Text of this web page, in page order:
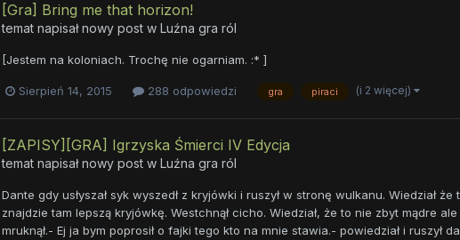
[Gra] Bring me that horizon!
temat napisał nowy post w Luźna gra ról
[Jestem na koloniach. Trochę nie ogarniam. :* ]
Sierpień 14, 2015 288 odpowiedzi gra piraci (i 2 więcej)
[ZAPISY][GRA] Igrzyska Śmierci IV Edycja
temat napisał nowy post w Luźna gra ról
Dante gdy usłyszał syk wyszedł z kryjówki i ruszył w stronę wulkanu. Wiedział
znajdzie tam lepszą kryjówkę. Westchnął cicho. Wiedział, że to nie zbyt mądre
mruknął.- Ej ja bym poprosił o fajki tego kto na mnie stawia.- powiedział i ruszył